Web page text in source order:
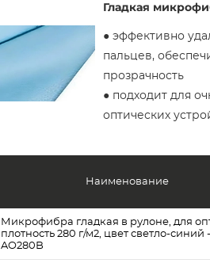
Гладкая
● эффективно
пальцев,
прозрачность
● подходит для
оптических
Наименование
Микрофибра гладкая в рулоне, для
плотность 280 г/м2, цвет светло-синий -
AO280B